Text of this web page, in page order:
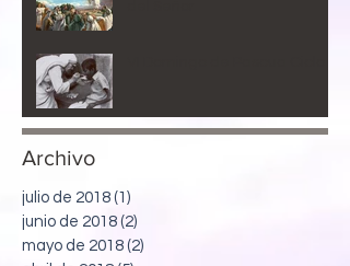
Archivo
julio de 2018 (1)
junio de 2018 (2)
mayo de 2018 (2)